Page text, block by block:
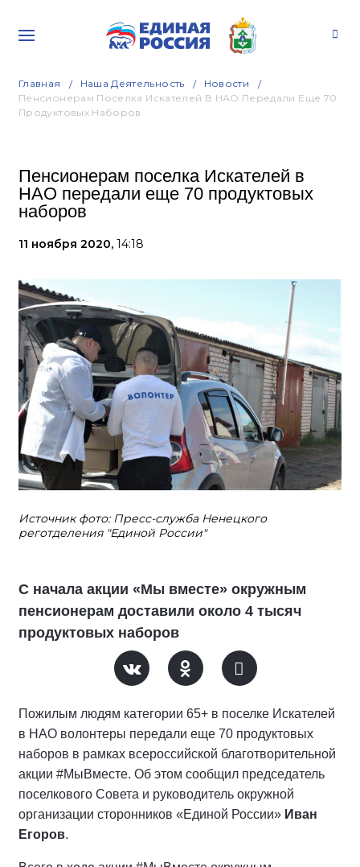
Главная Наша Деятельность
Новости
Пенсионерам Поселка Искателей В НАО Передали Еще 70
Продуктовых Наборов
Пенсионерам поселка Искателей в
НАО передали еще 70 продуктовых
наборов
11 ноября 2020, 14:18
Источник фото: Пресс-служба Ненецкого
реготделения "Единой России"
С начала акции «Мы вместе» окружным
пенсионерам доставили около 4 тысяч
продуктовых наборов
Пожилым людям категории 65+ в поселке Искателей
в НАО волонтеры передали еще 70 продуктовых
наборов в рамках всероссийской благотворительной
акции #МыВместе. Об этом сообщил председатель
поселкового Совета и руководитель окружной
организации сторонников «Единой России» Иван
Егоров.